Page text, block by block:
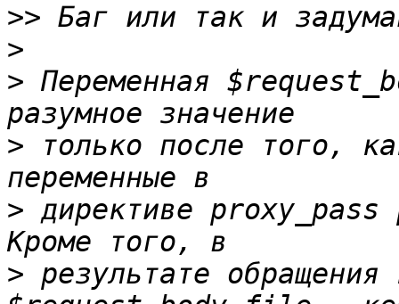
>>
>
> Переменная
> только после того,
> директиве proxy_pass
> результате обращения